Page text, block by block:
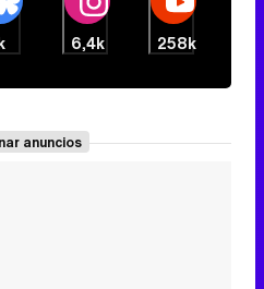
6,4k 258k
anuncios